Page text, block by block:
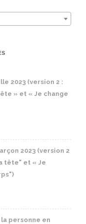
2023 (version 2 :
» et « Je change
2023 (version 2
tête" et « Je
personne en